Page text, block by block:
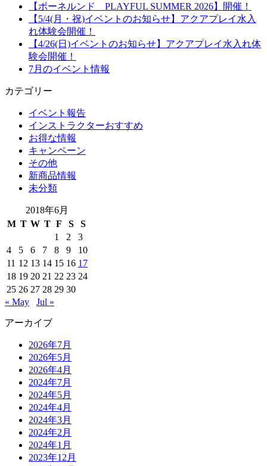
【ボーネルンド PLAYFUL SUMMER 2026】開催！
【5/4(月・祝)イベントのお知らせ】アクアプレイ水入
れ体験会開催！
【4/26(日)イベントのお知らせ】アクアプレイ水入れ体
験会開催！
7月のイベント情報
カテゴリー
イベント報告
インストラクターおすすめ
お得な情報
キャンペーン
その他
新商品情報
未分類
2018年6月
M T W T F S
S
1
2
3
4
5 6 7 8 9
10
11 12 13 14 15 16 17
18 19 20 21 22 23 24
25 26 27 28 29 30
« May
Jul »
アーカイブ
2026年7月
2026年5月
2026年4月
2024年7月
2024年5月
2024年4月
2024年3月
2024年2月
2024年1月
2023年12月